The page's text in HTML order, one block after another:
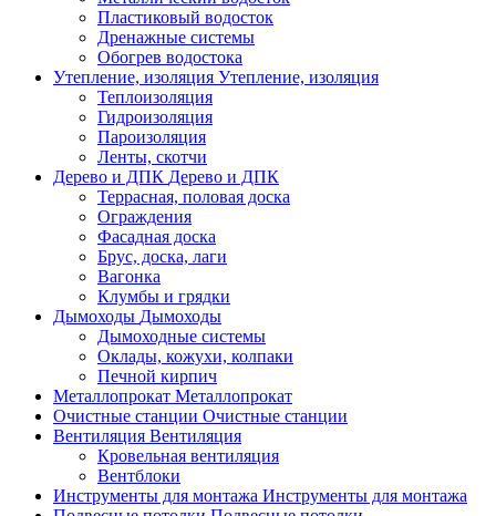
Пластиковый водосток
Дренажные системы
Обогрев водостока
Утепление, изоляция Утепление, изоляция
Теплоизоляция
Гидроизоляция
Пароизоляция
Ленты, скотчи
Дерево и ДПК Дерево и ДПК
Террасная, половая доска
Ограждения
Фасадная доска
Брус, доска, лаги
Вагонка
Клумбы и грядки
Дымоходы Дымоходы
Дымоходные системы
Оклады, кожухи, колпаки
Печной кирпич
Металлопрокат Металлопрокат
Очистные станции Очистные станции
Вентиляция Вентиляция
Кровельная вентиляция
Вентблоки
Инструменты для монтажа Инструменты для монтажа